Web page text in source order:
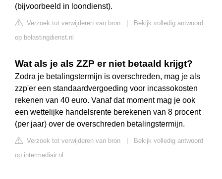
(bijvoorbeeld in loondienst).
Verzoek tot verwijderen van bron | Bekijk volledig antwoord
op belastingdienst.nl
Wat als je als ZZP er niet betaald krijgt?
Zodra je betalingstermijn is overschreden, mag je als
zzp'er een standaardvergoeding voor incassokosten
rekenen van 40 euro. Vanaf dat moment mag je ook
een wettelijke handelsrente berekenen van 8 procent
(per jaar) over de overschreden betalingstermijn.
Verzoek tot verwijderen van bron | Bekijk volledig antwoord
op intermediair.nl